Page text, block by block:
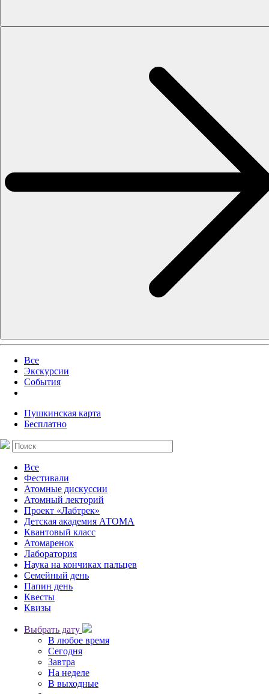
Все
Экскурсии
События
Пушкинская карта
Бесплатно
Все
Фестивали
Атомные дискуссии
Атомный лекторий
Проект «Лабтрек»
Детская академия АТОМА
Квантовый класс
Атомаренок
Лаборатория
Наука на кончиках пальцев
Семейный день
Папин день
Квесты
Квизы
Выбрать дату
В любое время
Сегодня
Завтра
На неделе
В выходные